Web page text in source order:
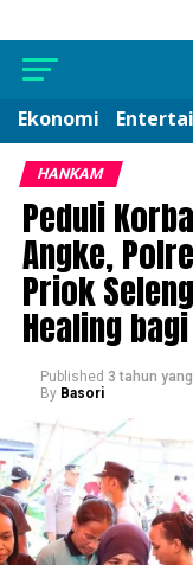
Ekonomi
HANKAM
Peduli
Angke,
Priok
Healing
Published 3 tahun
By Basori